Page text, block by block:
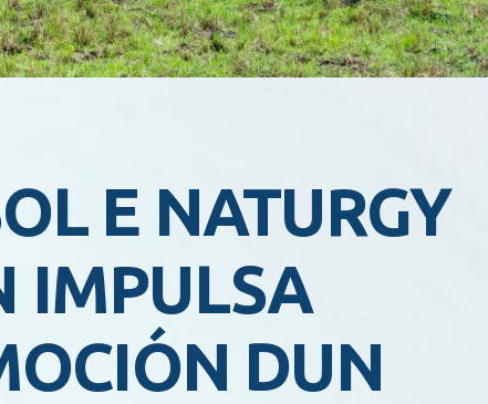
E NATURGY
IMPULSA
DUN